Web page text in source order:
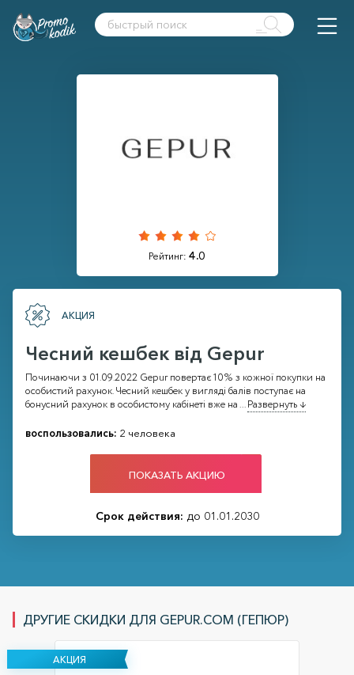
Рейтинг: 4.0
АКЦИЯ
Чесний кешбек від Gepur
Починаючи з 01.09.2022 Gepur повертає 10% з кожної покупки на
особистий рахунок. Чесний кешбек у вигляді балів поступає на
бонусний рахунок в особистому кабінеті вже на...Развернуть ↓
воспользовались: 2 человека
ПОКАЗАТЬ АКЦИЮ
Срок действия: до 01.01.2030
ДРУГИЕ СКИДКИ ДЛЯ GEPUR.COM (ГЕПЮР)
АКЦИЯ